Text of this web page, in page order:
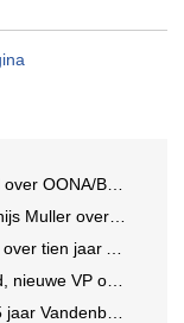
Influence Paper
van SportVibes
A'DAM Toren
of Clients bij DEPT
Vandenbusken